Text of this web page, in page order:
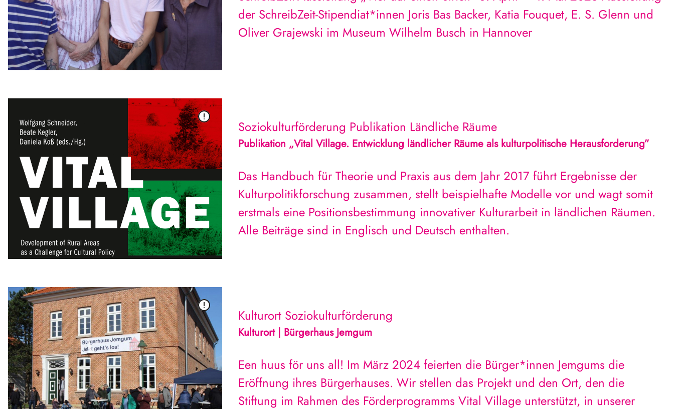
der SchreibZeit-Stipendiat*innen Joris Bas Backer, Katia Fouquet, E. S. Glenn und
Oliver Grajewski im Museum Wilhelm Busch in Hannover
Soziokulturförderung Publikation Ländliche Räume
Publikation „Vital Village. Entwicklung ländlicher Räume als kulturpolitische Herausforderung”
Das Handbuch für Theorie und Praxis aus dem Jahr 2017 führt Ergebnisse der
Kulturpolitikforschung zusammen, stellt beispielhafte Modelle vor und wagt somit
erstmals eine Positionsbestimmung innovativer Kulturarbeit in ländlichen Räumen.
Alle Beiträge sind in Englisch und Deutsch enthalten.
Kulturort Soziokulturförderung
Kulturort | Bürgerhaus Jemgum
Een huus för uns all! Im März 2024 feierten die Bürger*innen Jemgums die
Eröffnung ihres Bürgerhauses. Wir stellen das Projekt und den Ort, den die
Stiftung im Rahmen des Förderprogramms Vital Village unterstützt, in unserer